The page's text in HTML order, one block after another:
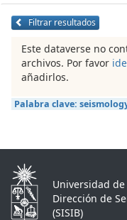
Filtrar resultados
Este dataverse no
archivos. Por favor
añadirlos.
Palabra clave:
Universidad
Dirección de
(SISIB)